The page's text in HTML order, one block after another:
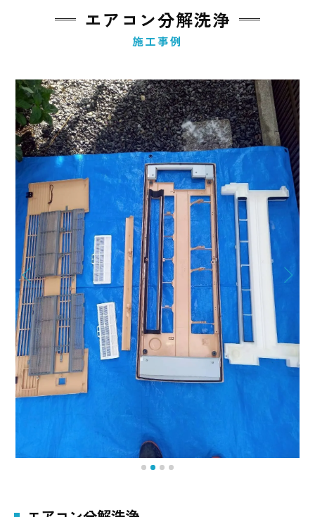
施工事例
エアコン分解洗浄